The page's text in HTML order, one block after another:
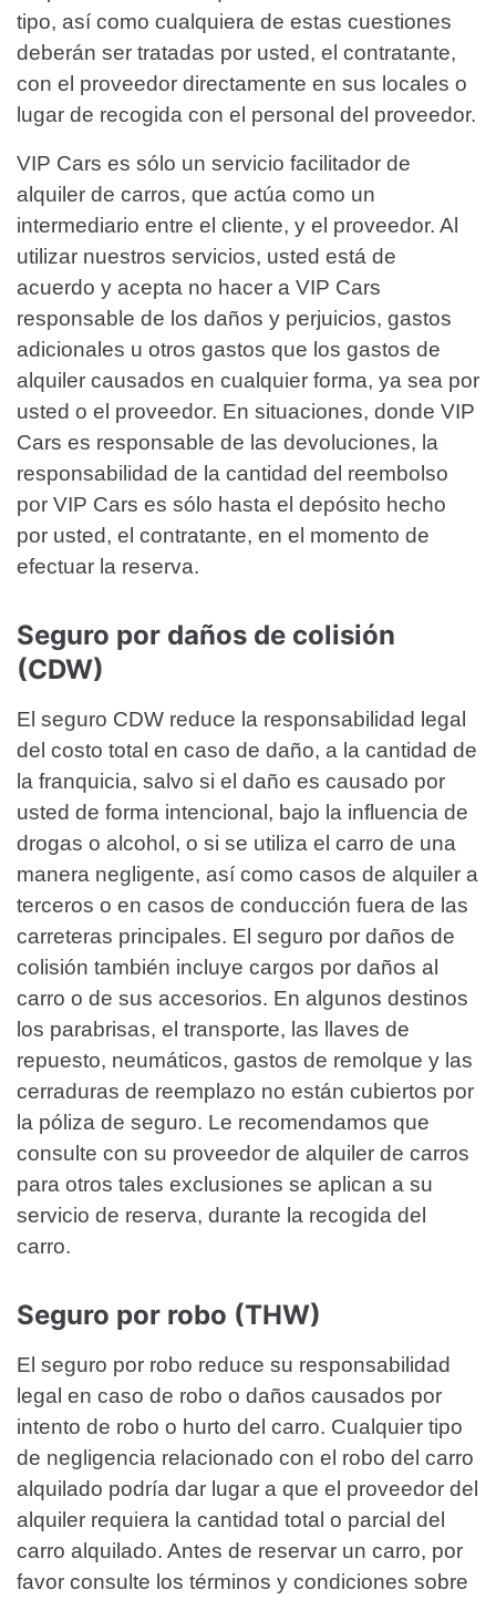
tipo, así como cualquiera de estas cuestiones
deberán ser tratadas por usted, el contratante,
con el proveedor directamente en sus locales o
lugar de recogida con el personal del proveedor.
VIP Cars es sólo un servicio facilitador de
alquiler de carros, que actúa como un
intermediario entre el cliente, y el proveedor. Al
utilizar nuestros servicios, usted está de
acuerdo y acepta no hacer a VIP Cars
responsable de los daños y perjuicios, gastos
adicionales u otros gastos que los gastos de
alquiler causados en cualquier forma, ya sea por
usted o el proveedor. En situaciones, donde VIP
Cars es responsable de las devoluciones, la
responsabilidad de la cantidad del reembolso
por VIP Cars es sólo hasta el depósito hecho
por usted, el contratante, en el momento de
efectuar la reserva.
Seguro por daños de colisión
(CDW)
El seguro CDW reduce la responsabilidad legal
del costo total en caso de daño, a la cantidad de
la franquicia, salvo si el daño es causado por
usted de forma intencional, bajo la influencia de
drogas o alcohol, o si se utiliza el carro de una
manera negligente, así como casos de alquiler a
terceros o en casos de conducción fuera de las
carreteras principales. El seguro por daños de
colisión también incluye cargos por daños al
carro o de sus accesorios. En algunos destinos
los parabrisas, el transporte, las llaves de
repuesto, neumáticos, gastos de remolque y las
cerraduras de reemplazo no están cubiertos por
la póliza de seguro. Le recomendamos que
consulte con su proveedor de alquiler de carros
para otros tales exclusiones se aplican a su
servicio de reserva, durante la recogida del
carro.
Seguro por robo (THW)
El seguro por robo reduce su responsabilidad
legal en caso de robo o daños causados por
intento de robo o hurto del carro. Cualquier tipo
de negligencia relacionado con el robo del carro
alquilado podría dar lugar a que el proveedor del
alquiler requiera la cantidad total o parcial del
carro alquilado. Antes de reservar un carro, por
favor consulte los términos y condiciones sobre